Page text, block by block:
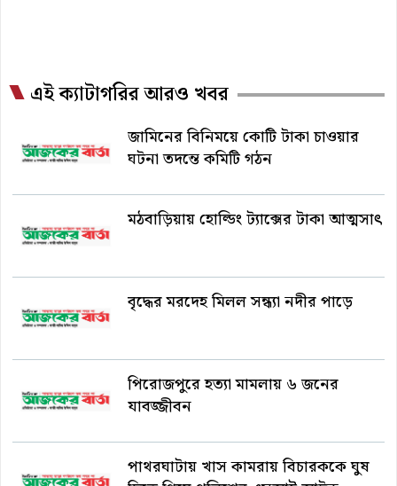
এই ক্যাটাগরির আরও খবর
জামিনের বিনিময়ে কোটি টাকা চাওয়ার
ঘটনা তদন্তে কমিটি গঠন
মঠবাড়িয়ায় হোল্ডিং ট্যাক্সের টাকা আত্মসাৎ
বৃদ্ধের মরদেহ মিলল সন্ধ্যা নদীর পাড়ে
পিরোজপুরে হত্যা মামলায় ৬ জনের
যাবজ্জীবন
পাথরঘাটায় খাস কামরায় বিচারককে ঘুষ